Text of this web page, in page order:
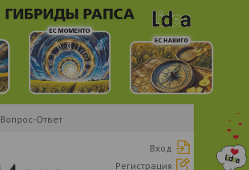
Вопрос-Ответ
Вход
Регистрация